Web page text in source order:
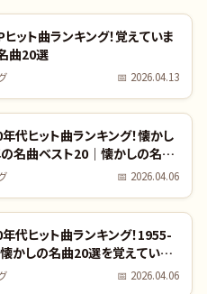
ット曲ランキング！覚えていま
曲20選
📅 2026.04.13
代ヒット曲ランキング！懐かし
名曲ベスト20｜懐かしの名曲
📅 2026.04.06
代ヒット曲ランキング！1955-
かしの名曲20選を覚えていま
付き
📅 2026.04.06